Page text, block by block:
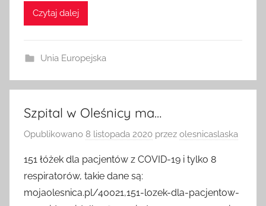
Czytaj dalej
Unia Europejska
Szpital w Oleśnicy ma…
Opublikowano 8 listopada 2020 przez olesnicaslaska
151 łóżek dla pacjentów z COVID-19 i tylko 8
respiratorów, takie dane są:
mojaolesnica.pl/40021,151-lozek-dla-pacjentow-